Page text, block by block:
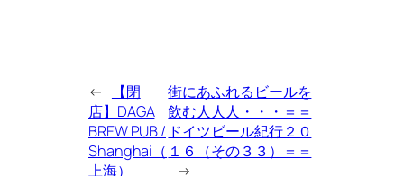
←
【閉
店】DAGA
BREW PUB /
Shanghai（
上海）
街にあふれるビールを
飲む人人人・・・＝＝
ドイツビール紀行２０
１６（その３３）＝＝
→